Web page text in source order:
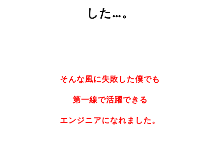
した…。
そんな風に失敗した僕でも
第一線で活躍できる
エンジニアになれました。